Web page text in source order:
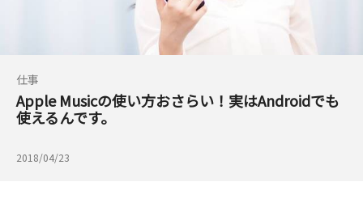
仕事
Apple Musicの使い方おさらい！実はAndroidでも
使えるんです。
2018/04/23